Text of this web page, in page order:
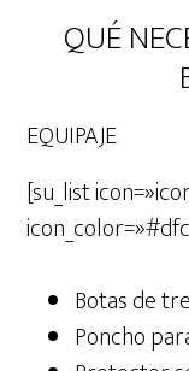
QUÉ
EQUIPAJE
[su_list
Botas de
Poncho